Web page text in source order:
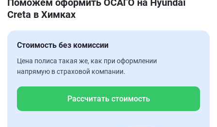
Поможем оформить ОСАГО на Hyundai
Creta в Химках
Стоимость без комиссии
Цена полиса такая же, как при оформлении
напрямую в страховой компании.
Рассчитать стоимость